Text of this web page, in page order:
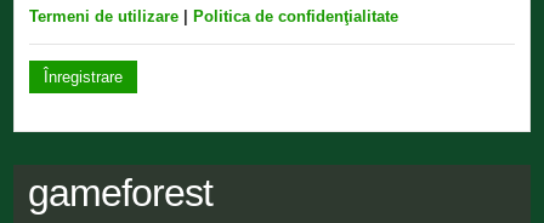
Termeni de utilizare Politica de confidenţialitate
Înregistrare
gameforest